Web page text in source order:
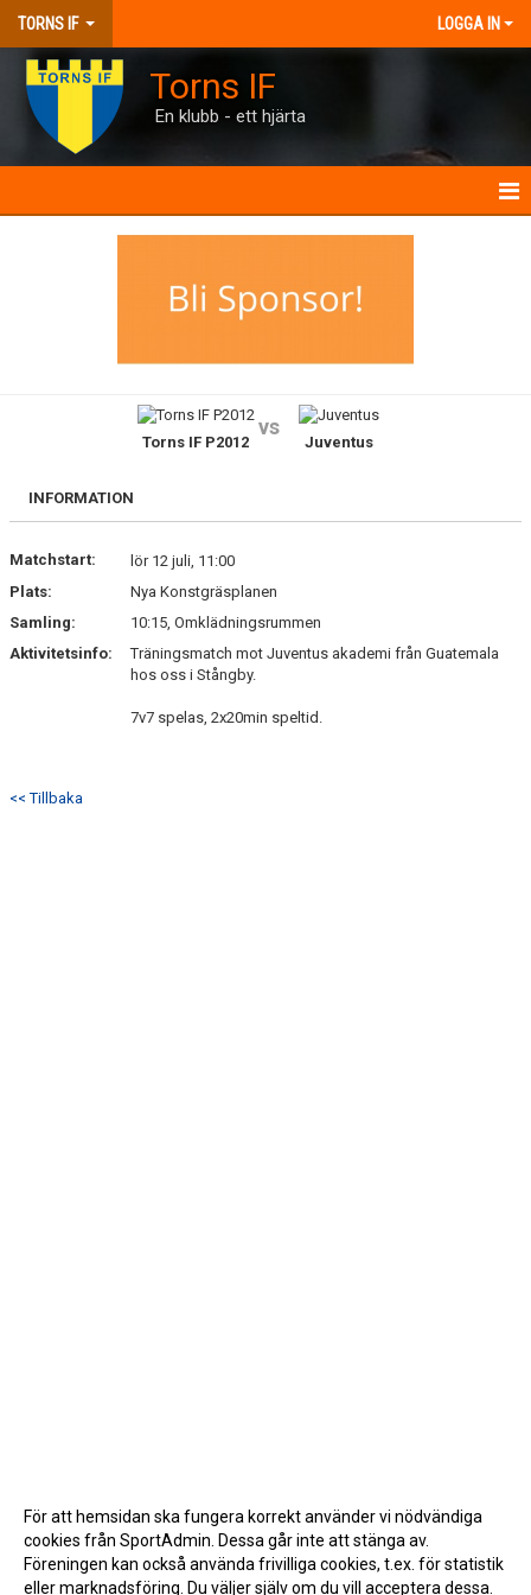
TORNS IF LOGGA IN
Torns IF
En klubb - ett hjärta
BILJETTER
TORN I SAMHÄLLET
ARRANGEMANG
WEBBSHOP
Torns IF P2012
vs
Juventus
INFORMATION
Matchstart:
lör 12 juli, 11:00
Plats:
Nya Konstgräsplanen
Samling:
10:15, Omklädningsrummen
Aktivitetsinfo:
Träningsmatch mot Juventus akademi från Guatemala
hos oss i Stångby.
7v7 spelas, 2x20min speltid.
<< Tillbaka
För att hemsidan ska fungera korrekt använder vi nödvändiga
cookies från SportAdmin. Dessa går inte att stänga av.
Föreningen kan också använda frivilliga cookies, t.ex. för statistik
eller marknadsföring. Du väljer själv om du vill acceptera dessa.